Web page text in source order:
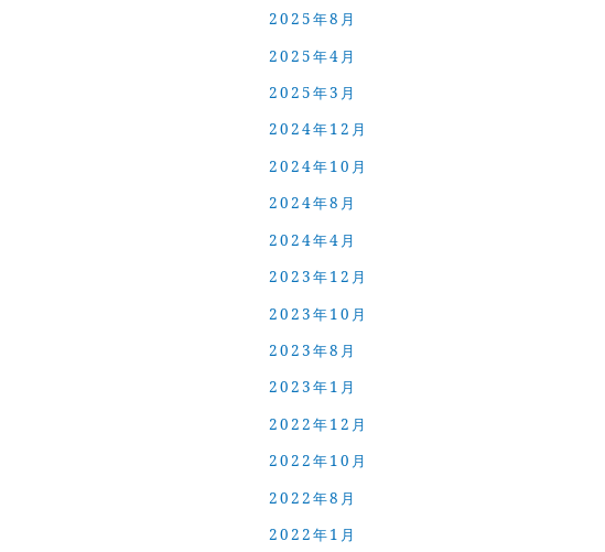
2025年8月
2025年4月
2025年3月
2024年12月
2024年10月
2024年8月
2024年4月
2023年12月
2023年10月
2023年8月
2023年1月
2022年12月
2022年10月
2022年8月
2022年1月